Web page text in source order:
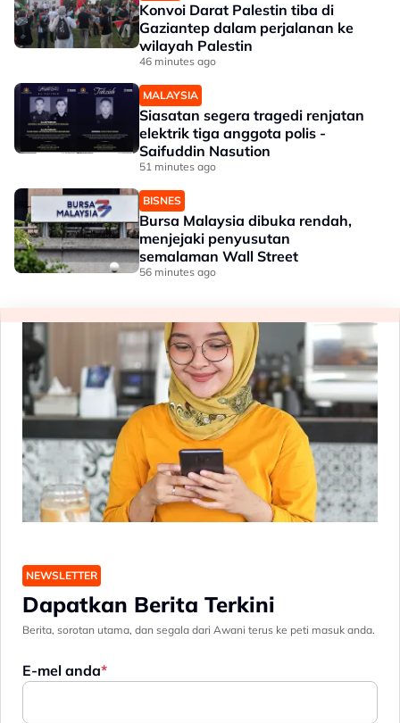
Konvoi Darat Palestin tiba di
Gaziantep dalam perjalanan ke
wilayah Palestin
46 minutes ago
MALAYSIA
Siasatan segera tragedi renjatan
elektrik tiga anggota polis -
Saifuddin Nasution
51 minutes ago
BISNES
Bursa Malaysia dibuka rendah,
menjejaki penyusutan
semalaman Wall Street
56 minutes ago
NEWSLETTER
Dapatkan Berita Terkini
Berita, sorotan utama, dan segala dari Awani terus ke peti masuk anda.
E-mel anda